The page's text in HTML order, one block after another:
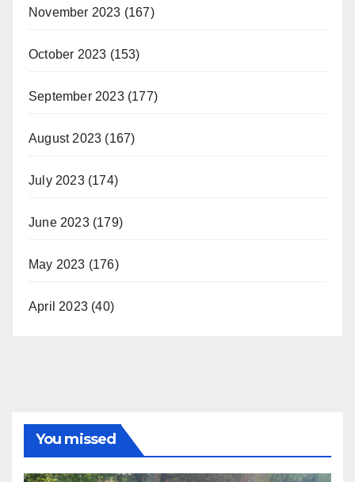
November 2023 (167)
October 2023 (153)
September 2023(177)
August 2023 (167)
July 2023(174)
June 2023(179)
May 2023 (176)
April 2023 (40)
You missed